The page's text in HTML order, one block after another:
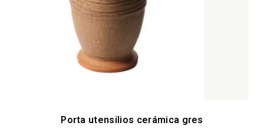
Porta utensilios cerámica gres